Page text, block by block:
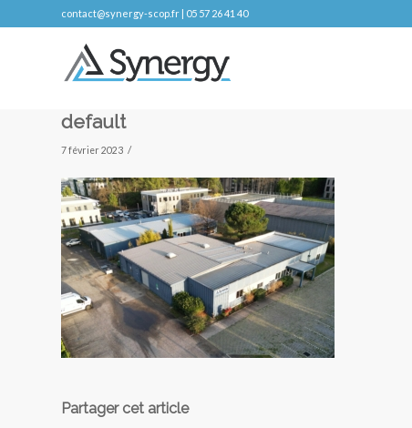
contact@synergy-scop.fr | 05 57 26 41 40
default
7 février 2023 /
Partager cet article